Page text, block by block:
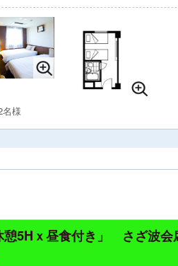
名様
憩5Hｘ昼食付き」 さざ波